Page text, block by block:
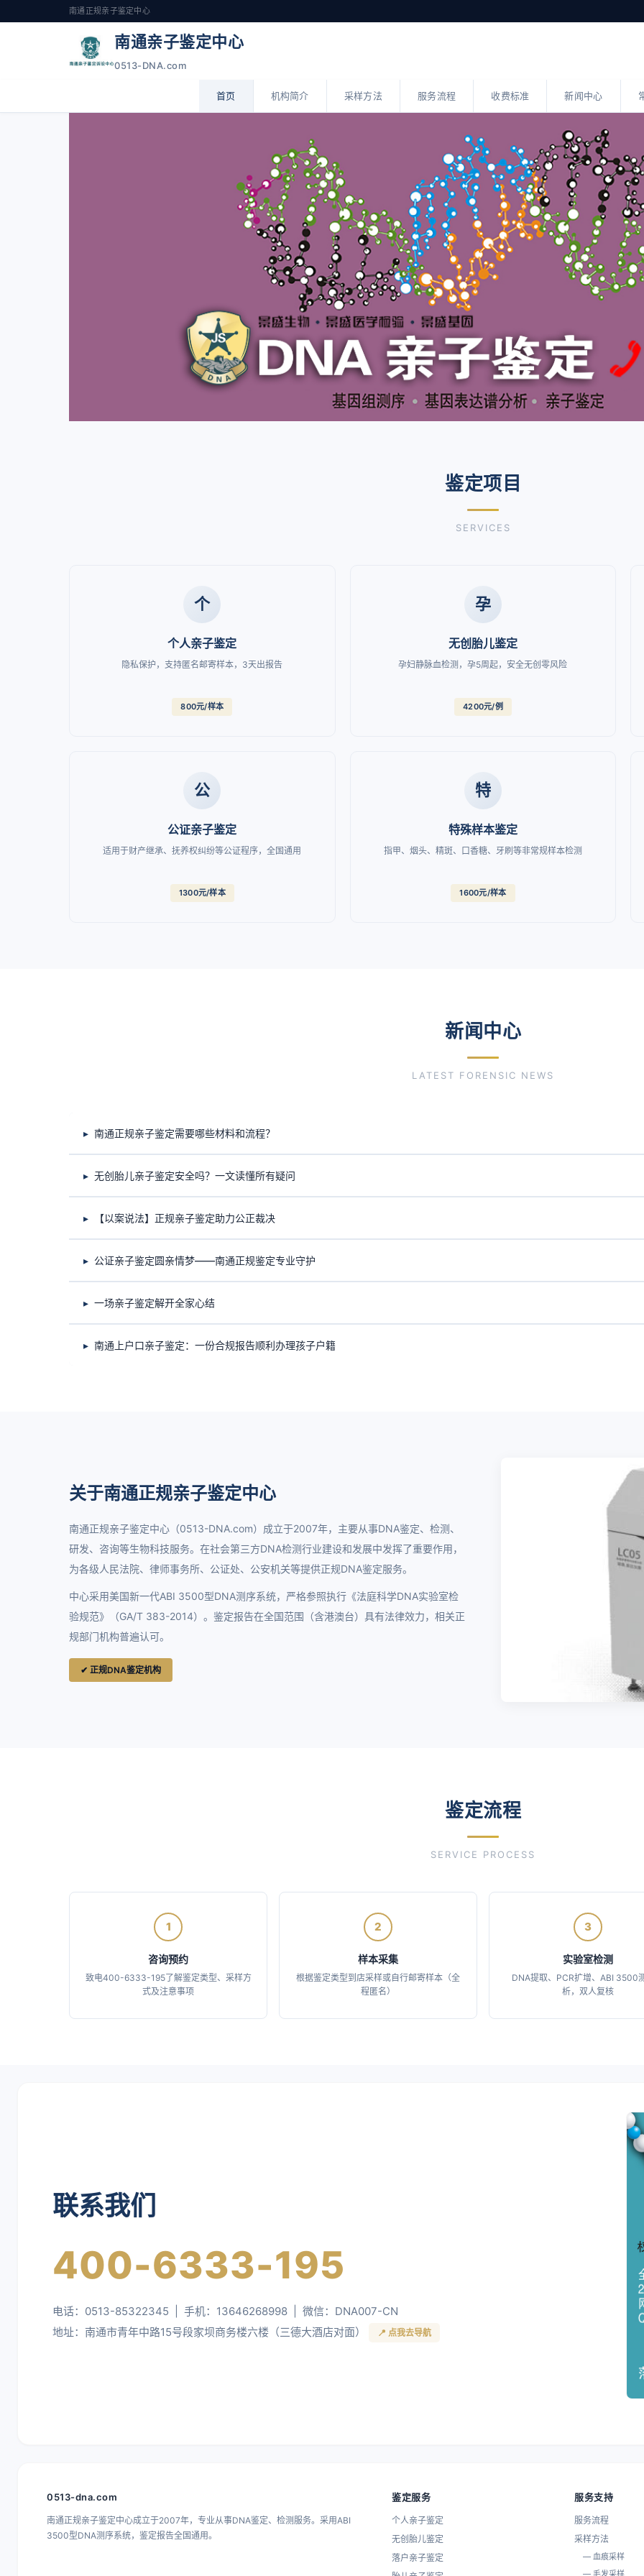
南通正规亲子鉴定中心
南通亲子鉴定中心
0513-DNA.com
首页 机构简介 采样方法 服务流程 收费标准 新闻中心
鉴定项目
SERVICES
个
个人亲子鉴定
隐私保护，支持匿名邮寄样本，3天出报告
800元/样本
孕
无创胎儿鉴定
孕妇静脉血检测，孕5周起，安全无创零风险
4200元/例
公
公证亲子鉴定
适用于财产继承、抚养权纠纷等公证程序，全国通用
1300元/样本
特
特殊样本鉴定
指甲、烟头、精斑、口香糖、牙刷等非常规样本检测
1600元/样本
新闻中心
LATEST FORENSIC NEWS
南通正规亲子鉴定需要哪些材料和流程？
无创胎儿亲子鉴定安全吗？一文读懂所有疑问
【以案说法】正规亲子鉴定助力公正裁决
公证亲子鉴定圆亲情梦——南通正规鉴定专业守护
一场亲子鉴定解开全家心结
南通上户口亲子鉴定：一份合规报告顺利办理孩子户籍
关于南通正规亲子鉴定中心
南通正规亲子鉴定中心（0513-DNA.com）成立于2007年，主要从事DNA鉴定、检测、
研发、咨询等生物科技服务。在社会第三方DNA检测行业建设和发展中发挥了重要作用，
为各级人民法院、律师事务所、公证处、公安机关等提供正规DNA鉴定服务。
中心采用美国新一代ABI 3500型DNA测序系统，严格参照执行《法庭科学DNA实验室检
验规范》（GA/T 383-2014）。鉴定报告在全国范围（含港澳台）具有法律效力，相关正
规部门机构普遍认可。
✔ 正规DNA鉴定机构
鉴定流程
SERVICE PROCESS
1
咨询预约
致电400-6333-195了解鉴定类型、采样方
式及注意事项
2
样本采集
根据鉴定类型到店采样或自行邮寄样本（全
程匿名）
3
实验室检测
DNA提取、PCR扩增、ABI 3500
析，双人复核
联系我们
400-6333-195
电话：0513-85322345 | 手机：13646268998 | 微信：DNA007-CN
地址：南通市青年中路15号段家坝商务楼六楼（三德大酒店对面）
📍 点我去导航
0513-dna.com
南通正规亲子鉴定中心成立于2007年，专业从事DNA鉴定、检测服务。采用ABI
3500型DNA测序系统，鉴定报告全国通用。
鉴定服务
个人亲子鉴定
无创胎儿鉴定
落户亲子鉴定
服务支持
服务流程
采样方法
— 血痕采样
— 毛发采样